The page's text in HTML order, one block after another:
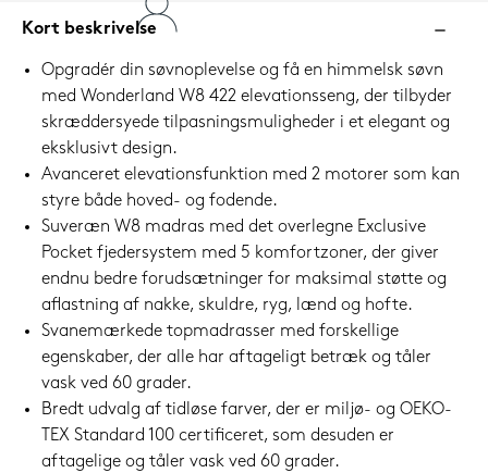
Kort beskrivelse
Opgradér din søvnoplevelse og få en himmelsk søvn
med Wonderland W8 422 elevationsseng, der tilbyder
skræddersyede tilpasningsmuligheder i et elegant og
eksklusivt design.
Avanceret elevationsfunktion med 2 motorer som kan
styre både hoved- og fodende.
Suveræn W8 madras med det overlegne Exclusive
Pocket fjedersystem med 5 komfortzoner, der giver
endnu bedre forudsætninger for maksimal støtte og
aflastning af nakke, skuldre, ryg, lænd og hofte.
Svanemærkede topmadrasser med forskellige
egenskaber, der alle har aftageligt betræk og tåler
vask ved 60 grader.
Bredt udvalg af tidløse farver, der er miljø- og OEKO-
TEX Standard 100 certificeret, som desuden er
aftagelige og tåler vask ved 60 grader.